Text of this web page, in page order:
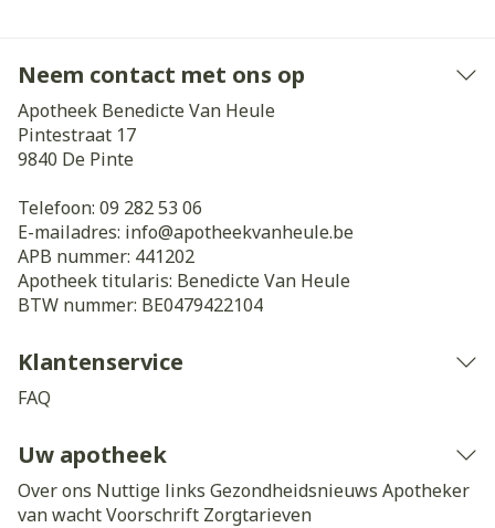
Neem contact met ons op
Apotheek Benedicte Van Heule
Pintestraat 17
9840 De Pinte
Telefoon: 09 282 53 06
E-mailadres: info@apotheekvanheule.be
APB nummer: 441202
Apotheek titularis: Benedicte Van Heule
BTW nummer: BE0479422104
Klantenservice
FAQ
Uw apotheek
Over ons Nuttige links Gezondheidsnieuws Apotheker
van wachtVoorschrift Zorgtarieven